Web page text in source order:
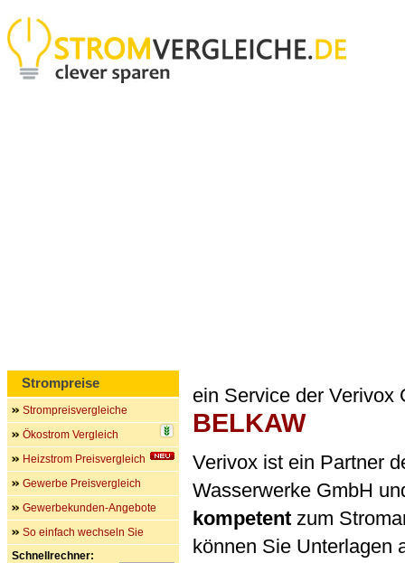
ein Service der Verivox
BELKAW
Verivox ist ein Partner
Wasserwerke GmbH
kompetent zum
können Sie Unterlagen
Strompreise
Strompreisvergleiche
Ökostrom Vergleich
Heizstrom Preisvergleich
Gewerbe Preisvergleich
Gewerbekunden-Angebote
So einfach wechseln Sie
Schnellrechner: